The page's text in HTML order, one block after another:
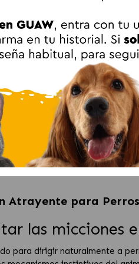
¡KG GRATIS!
PRO PLAN STERILISED
pienso para gatos
esterilizados con salmón
65.99 €
Añadir al Carrito
RECOMENDADAS
Atrayente para
las micciones
para dirigir naturalmente a